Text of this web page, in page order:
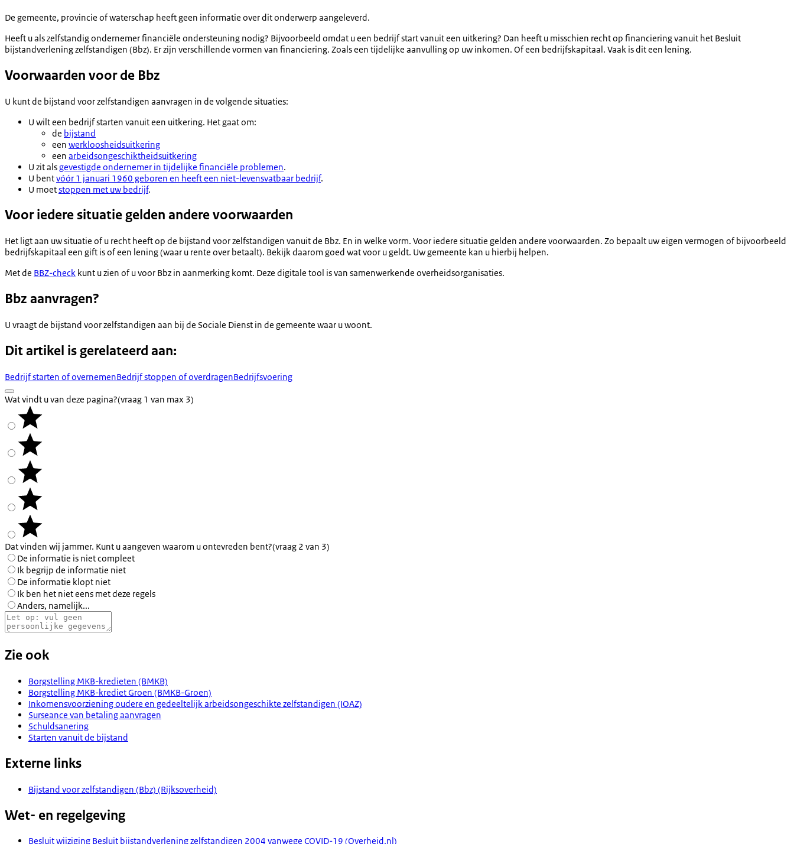
De gemeente, provincie of waterschap heeft geen informatie over dit onderwerp aangeleverd.
Heeft u als zelfstandig ondernemer financiële ondersteuning nodig? Bijvoorbeeld omdat u een bedrijf start vanuit een uitkering? Dan heeft u misschien recht op financiering vanuit het Besluit
bijstandverlening zelfstandigen (Bbz). Er zijn verschillende vormen van financiering. Zoals een tijdelijke aanvulling op uw inkomen. Of een bedrijfskapitaal. Vaak is dit een lening.
Voorwaarden voor de Bbz
U kunt de bijstand voor zelfstandigen aanvragen in de volgende situaties:
U wilt een bedrijf starten vanuit een uitkering. Het gaat om:
de bijstand
een werkloosheidsuitkering
een arbeidsongeschiktheidsuitkering
U zit alsgevestigde ondernemer in tijdelijke financiële problemen.
U bentvóór 1 januari 1960 geboren en heeft een niet-levensvatbaar bedrijf.
U moetstoppen met uw bedrijf.
Voor iedere situatie gelden andere voorwaarden
Het ligt aan uw situatie of u recht heeft op de bijstand voor zelfstandigen vanuit de Bbz. En in welke vorm. Voor iedere situatie gelden andere voorwaarden. Zo bepaalt uw eigen vermogen of bijvoorbeeld
bedrijfskapitaal een gift is of een lening (waar u rente over betaalt). Bekijk daarom goed wat voor u geldt. Uw gemeente kan u hierbij helpen.
Met de BBZ-check kunt u zien of u voor Bbz in aanmerking komt. Deze digitale tool is van samenwerkende overheidsorganisaties.
Bbz aanvragen?
U vraagt de bijstand voor zelfstandigen aan bij de Sociale Dienst in de gemeente waar u woont.
Dit artikel is gerelateerd aan:
Bedrijf starten of overnemenBedrijf stoppen of overdragenBedrijfsvoering
Wat vindt u van deze pagina?(vraag 1 van max 3)
Dat vinden wij jammer. Kunt u aangeven waarom u ontevreden bent?(vraag 2 van 3)
De informatie is niet compleet
Ik begrijp de informatie niet
De informatie klopt niet
Ik ben het niet eens met deze regels
Anders, namelijk...
Zie ook
Borgstelling MKB-kredieten (BMKB)
Borgstelling MKB-krediet Groen (BMKB-Groen)
Inkomensvoorziening oudere en gedeeltelijk arbeidsongeschikte zelfstandigen (IOAZ)
Surseance van betaling aanvragen
Schuldsanering
Starten vanuit de bijstand
Externe links
Bijstand voor zelfstandigen (Bbz) (Rijksoverheid)
Wet- en regelgeving
Besluit wijziging Besluit bijstandverlening zelfstandigen 2004 vanwege COVID-19 (Overheid.nl)